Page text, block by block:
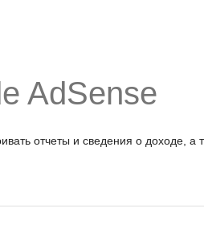
AdSense
отчеты и сведения о доходе, а